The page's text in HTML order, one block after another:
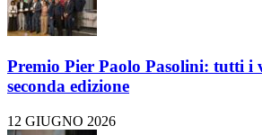
Premio Pier Paolo Pasolini: tutti i
seconda edizione
12 GIUGNO 2026